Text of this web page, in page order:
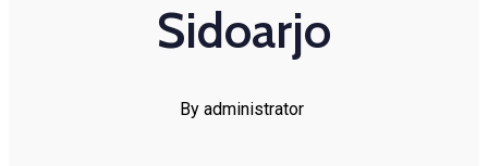
Sidoarjo
By administrator